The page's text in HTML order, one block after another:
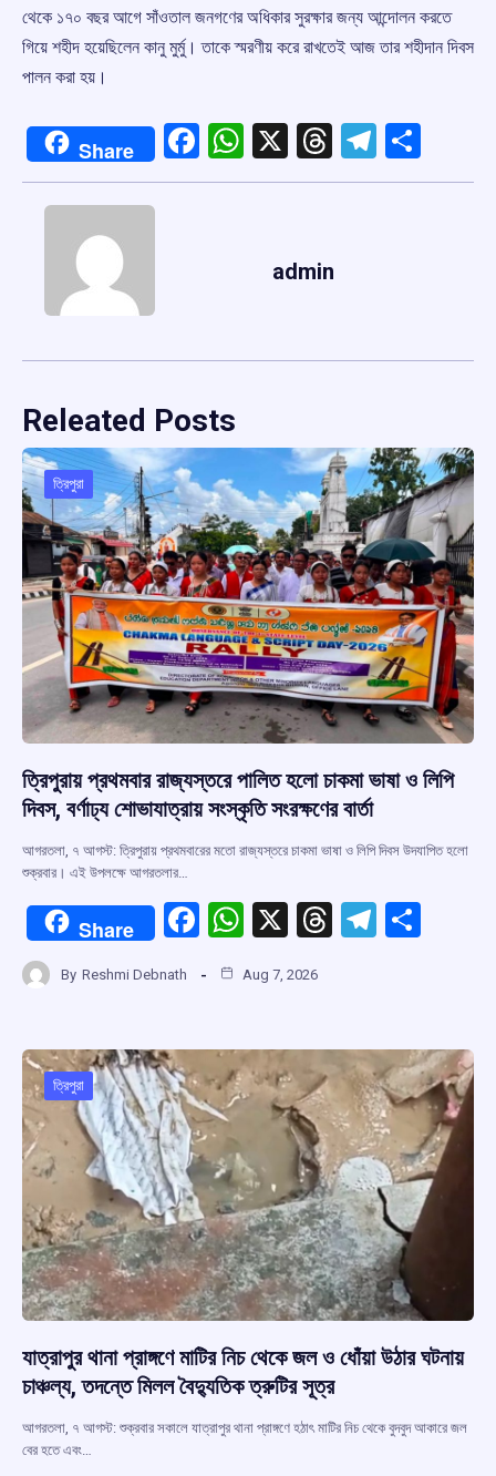
থেকে ১৭০ বছর আগে সাঁওতাল জনগণের অধিকার সুরক্ষার জন্য আন্দোলন করতে
গিয়ে শহীদ হয়েছিলেন কানু মুর্মু। তাকে স্মরণীয় করে রাখতেই আজ তার শহীদান দিবস
পালন করা হয়।
Share Facebook
WhatsApp
X Threads
admin
Releated Posts
ত্রিপুরা
ত্রিপুরায় প্রথমবার রাজ্যস্তরে পালিত হলো চাকমা ভাষা ও লিপি
দিবস, বর্ণাঢ্য শোভাযাত্রায় সংস্কৃতি সংরক্ষণের বার্তা
আগরতলা, ৭ আগস্ট: ত্রিপুরায় প্রথমবারের মতো রাজ্যস্তরে চাকমা ভাষা ও লিপি দিবস উদযাপিত হলো
শুক্রবার। এই উপলক্ষে আগরতলার…
Share
F
ce
o
o
k
W
at
A
p
X
T
d
s
T
a
m
By Reshmi Debnath Aug 7, 2026
ত্রিপুরা
যাত্রাপুর থানা প্রাঙ্গণে মাটির নিচ থেকে জল ও ধোঁয়া উঠার ঘটনায়
চাঞ্চল্য, তদন্তে মিলল বৈদ্যুতিক ত্রুটির সূত্র
আগরতলা, ৭ আগস্ট: শুক্রবার সকালে যাত্রাপুর থানা প্রাঙ্গণে হঠাৎ মাটির নিচ থেকে বুদবুদ আকারে জল
বের হতে এবং…